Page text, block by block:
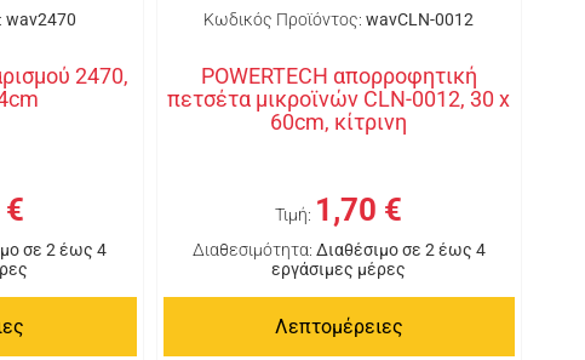
wav2470
2470,
σε 2 έως 4
Κωδικός Προϊόντος: wavCLN-0012
POWERTECH απορροφητική
πετσέτα μικροϊνών CLN-0012, 30 x
60cm, κίτρινη
Τιμή: 1,70 €
Διαθεσιμότητα: Διαθέσιμο σε 2 έως 4
εργάσιμες μέρες
Λεπτομέρειες